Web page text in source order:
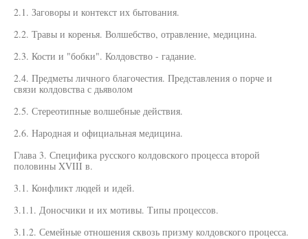
2.1. Заговоры и контекст их бытования.
2.2. Травы и коренья. Волшебство, отравление, медицина.
2.3. Кости и "бобки". Колдовство - гадание.
2.4. Предметы личного благочестия. Представления о порче и
связи колдовства с дьяволом
2.5. Стереотипные волшебные действия.
2.6. Народная и официальная медицина.
Глава 3. Специфика русского колдовского процесса второй
половины XVIII в.
3.1. Конфликт людей и идей.
3.1.1. Доносчики и их мотивы. Типы процессов.
3.1.2. Семейные отношения сквозь призму колдовского процесса.